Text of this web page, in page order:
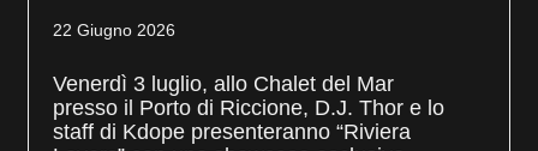
22 Giugno 2026
Venerdì 3 luglio, allo Chalet del Mar
presso il Porto di Riccione, D.J. Thor e lo
staff di Kdope presenteranno “Riviera